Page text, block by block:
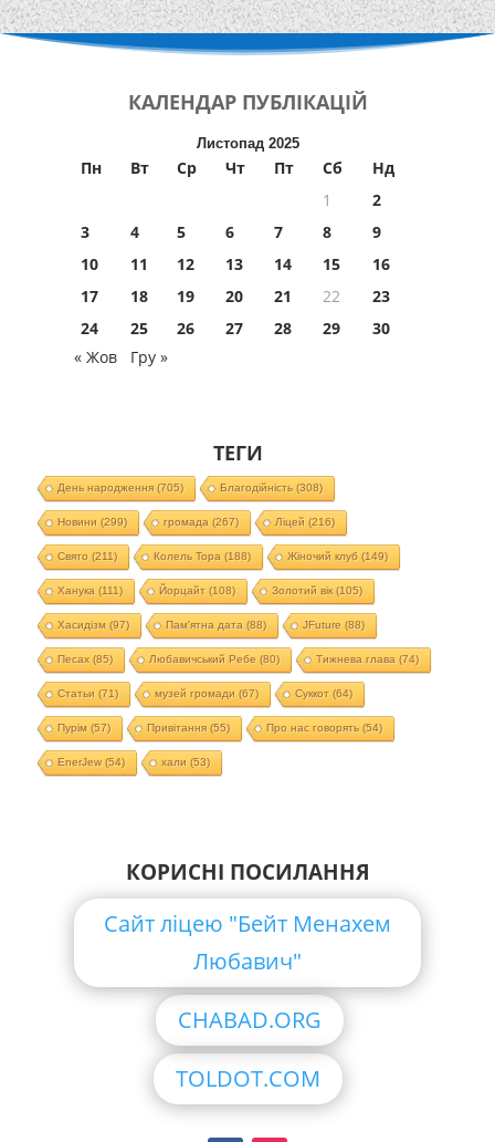
КАЛЕНДАР ПУБЛІКАЦІЙ
Листопад 2025
Пн Вт Ср Чт Пт Сб
Нд
1
2
3
4 5 6 7 8
9
10
11 12 13 14 15
16
17
18 19 20 21 22
23
24
25 26 27 28 29
30
« Жов
Гру »
ТЕГИ
День народження(705) Благодійність(308)
Новини (299) громада (267) Ліцей (216)
Свято (211) Колель Тора (188) Жіночий клуб (149)
Ханука (111) Йорцайт (108) Золотий вік(105)
Хасидізм (97) Пам'ятна дата (88) JFuture (88)
Песах(85) Любавичський Ребе (80) Тижнева глава (74)
Статьи (71) музей громади (67) Суккот (64)
Пурім (57) Привітання(55) Про нас говорять(54)
EnerJew(54) хали (53)
КОРИСНІ ПОСИЛАННЯ
Сайт ліцею "Бейт Менахем
Любавич"
CHABAD.ORG
TOLDOT.COM